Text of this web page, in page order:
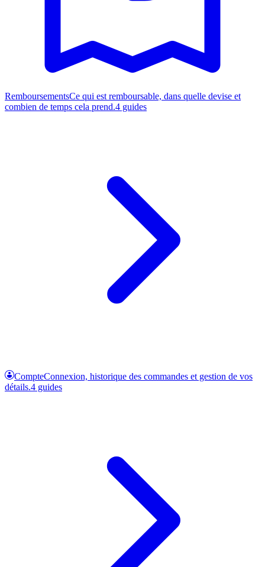
RemboursementsCe qui est remboursable, dans quelle devise et
combien de temps cela prend.4 guides
CompteConnexion, historique des commandes et gestion de vos
détails.4 guides